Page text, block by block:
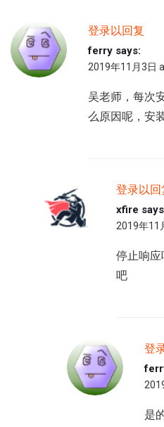
登录以回复
ferry says:
2019年11月3日
吴老师，每次
么原因呢，安
登录以回
xfire
2019年11
停止响应
吧
登
是